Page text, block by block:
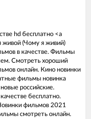
hd бесплатно <a
(Чому я живий)
в качестве. Фильмы
Смотреть хороший
онлайн. Кино новинки
фильмы новинка
российские.
бесплатно.
фильмов 2021
смотреть онлайн.